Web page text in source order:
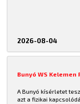
2026-08-04
Bunyó WS
A Bunyó kísérletet
azt a fizikai